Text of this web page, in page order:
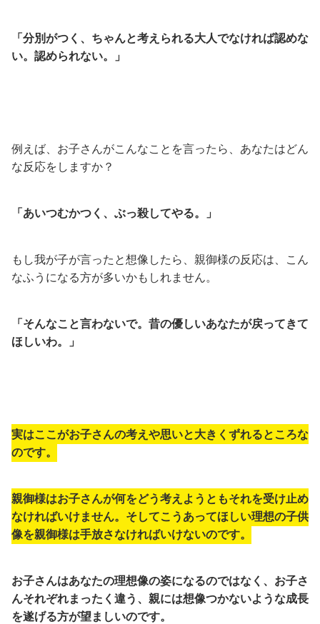
「分別がつく、ちゃんと考えられる大人でなければ認めな
い。認められない。」
例えば、お子さんがこんなことを言ったら、あなたはどん
な反応をしますか？
「あいつむかつく、ぶっ殺してやる。」
もし我が子が言ったと想像したら、親御様の反応は、こん
なふうになる方が多いかもしれません。
「そんなこと言わないで。昔の優しいあなたが戻ってきて
ほしいわ。」
実はここがお子さんの考えや思いと大きくずれるところな
のです。
親御様はお子さんが何をどう考えようともそれを受け止め
なければいけません。 そしてこうあってほしい理想の子供
像を親御様は手放さなければいけないのです。
お子さんはあなたの理想像の姿になるのではなく、お子さ
んそれぞれまったく違う、親には想像つかないような成長
を遂げる方が望ましいのです。